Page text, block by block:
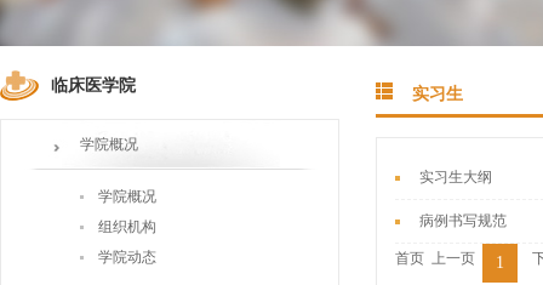
临床医学院
学院概况
学院概况
组织机构
学院动态
实习生
实习生大纲
病例书写规范
首页 上一页 1